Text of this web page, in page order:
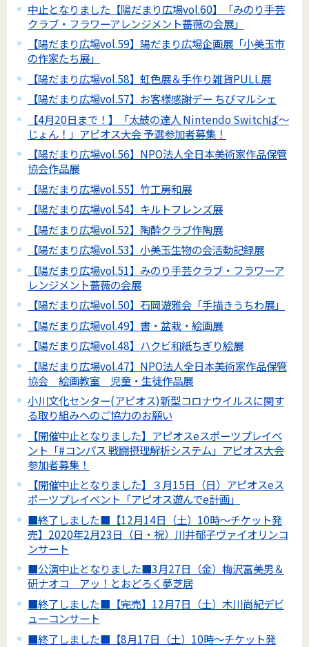
中止となりました【陽だまり広場vol.60】「みのり手芸
クラブ・フラワーアレンジメント薔薇の会展」
【陽だまり広場vol.59】陽だまり広場企画展「小美玉市
の作家たち展」
【陽だまり広場vol.58】虹色展＆手作り雑貨PULL展
【陽だまり広場vol.57】お客様感謝デー ちびマルシェ
【4月20日まで！】「太鼓の達人 Nintendo Switchば～
じょん！」アピオス大会 予選参加者募集！
【陽だまり広場vol.56】NPO法人全日本美術家作品保管
協会作品展
【陽だまり広場vol.55】竹工房和展
【陽だまり広場vol.54】キルトフレンズ展
【陽だまり広場vol.52】陶酔クラブ作陶展
【陽だまり広場vol.53】小美玉生物の会活動記録展
【陽だまり広場vol.51】みのり手芸クラブ・フラワーア
レンジメント薔薇の会展
【陽だまり広場vol.50】石岡遊雅会「手描きうちわ展」
【陽だまり広場vol.49】書・盆栽・絵画展
【陽だまり広場vol.48】ハクビ和紙ちぎり絵展
【陽だまり広場vol.47】NPO法人全日本美術家作品保管
協会 絵画教室 児童・生徒作品展
小川文化センター(アピオス)新型コロナウイルスに関す
る取り組みへのご協力のお願い
【開催中止となりました】アピオスeスポーツプレイベ
ント「#コンパス 戦闘摂理解析システム」アピオス大会
参加者募集！
【開催中止となりました】３月15日（日）アピオスeス
ポーツプレイベント「アピオス遊んでe計画」
■終了しました■【12月14日（土）10時～チケット発
売】2020年2月23日（日・祝）川井郁子ヴァイオリンコ
ンサート
■公演中止となりました■3月27日（金）梅沢富美男＆
研ナオコ アッ！とおどろく夢芝居
■終了しました■【完売】12月7日（土）木川尚紀デビ
ューコンサート
■終了しました■【8月17日（土）10時～チケット発